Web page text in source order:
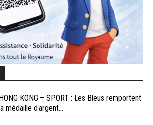
HONG KONG – SPORT : Les Bleus remportent
la médaille d’argent...